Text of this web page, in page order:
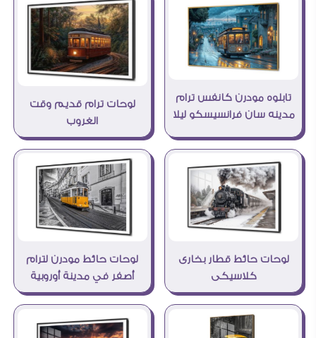
تابلوه مودرن كانفس ترام
مدينه سان فرانسيسكو ليلا
لوحات ترام قديم وقت
الغروب
لوحات حائط قطار بخارى
كلاسيكى
لوحات حائط مودرن لترام
أصفر في مدينة أوروبية